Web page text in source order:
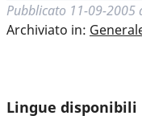
Pubblicato 11-09-2005
Archiviato in:
Lingue disponibili